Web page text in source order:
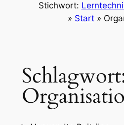
Stichwort:
» Start»